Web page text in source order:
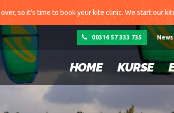
so it's time to book your kite clinic. We start our
News
00316 57 333 735
HOME KURSE